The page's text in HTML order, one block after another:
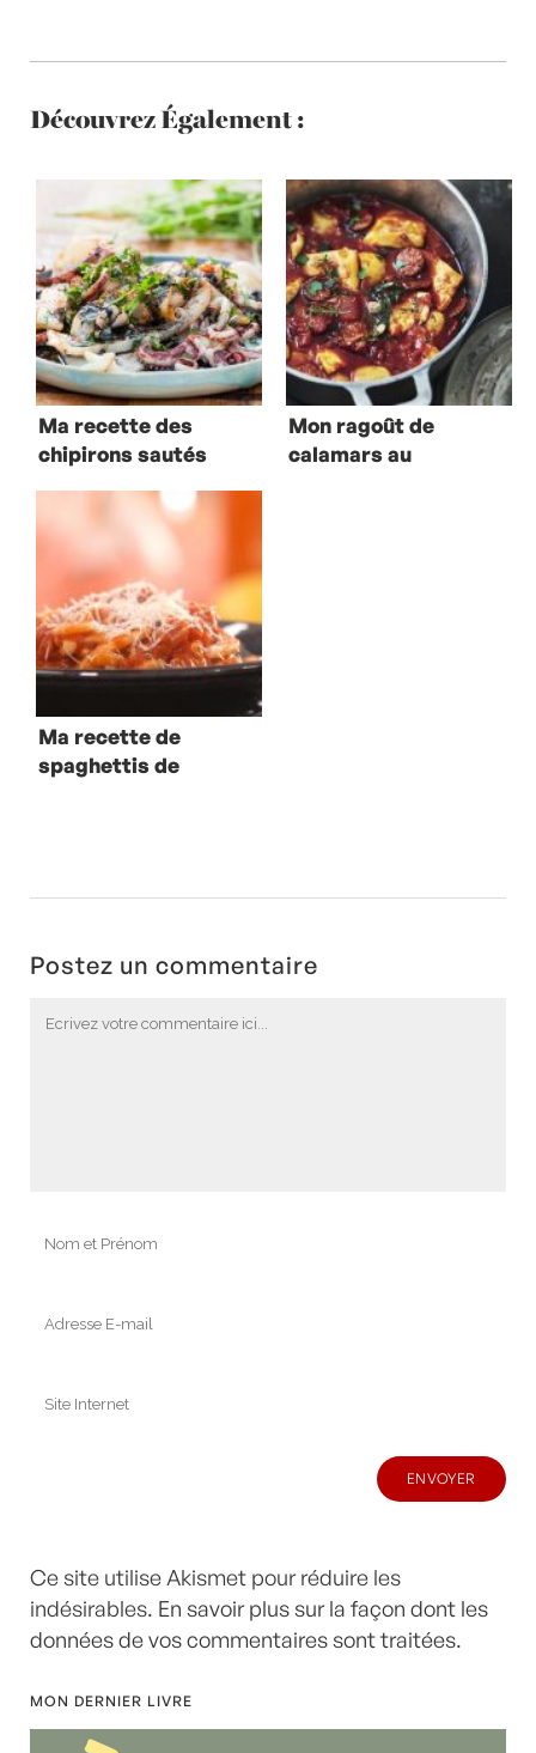
Découvrez Également :
Ma recette des
chipirons sautés
Mon ragoût de
calamars au
Ma recette de
spaghettis de
Postez un commentaire
Ce site utilise Akismet pour réduire les
indésirables. En savoir plus sur la façon dont les
données de vos commentaires sont traitées.
MON DERNIER LIVRE